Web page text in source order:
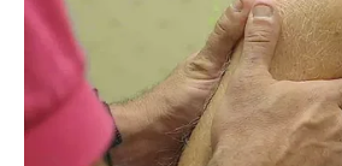
สีมงคล
แจกตาราง สีมงคลตามรา
เดือนสิงหาคม โดย อ.รักษ์ เ